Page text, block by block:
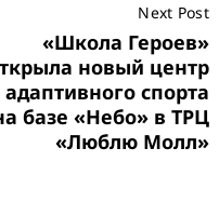
Next Post
«Школа Героев»
новый центр
адаптивного спорта
базе «Небо» в ТРЦ
«Люблю Молл»